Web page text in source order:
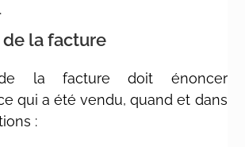
la facture
la facture doit énoncer
qui a été vendu, quand et dans
: